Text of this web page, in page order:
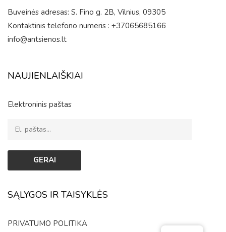
Buveinės adresas: S. Fino g. 2B, Vilnius, 09305
Kontaktinis telefono numeris : +37065685166
info@antsienos.lt
NAUJIENLAIŠKIAI
Elektroninis paštas
SĄLYGOS IR TAISYKLĖS
PRIVATUMO POLITIKA